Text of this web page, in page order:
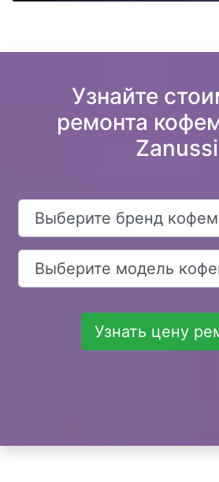
Узнайте
ремонта
Zanussi
Узнать цену